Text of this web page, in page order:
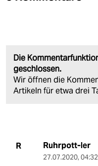
Die
geschlossen.
Wir öffnen die
Artikeln für etwa drei
R Ruhrpott-ler
27.07.2020,